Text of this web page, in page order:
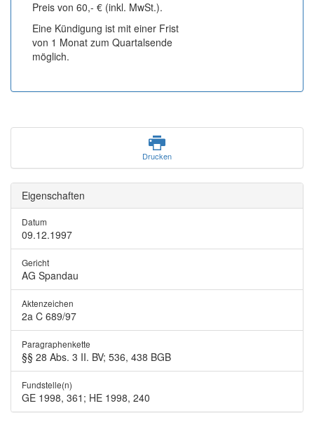
Preis von 60,- € (inkl. MwSt.).
Eine Kündigung ist mit einer Frist
von 1 Monat zum Quartalsende
möglich.
Drucken
Eigenschaften
Datum
09.12.1997
Gericht
AG Spandau
Aktenzeichen
2a C 689/97
Paragraphenkette
§§ 28 Abs. 3 II. BV; 536, 438 BGB
Fundstelle(n)
GE 1998, 361; HE 1998, 240